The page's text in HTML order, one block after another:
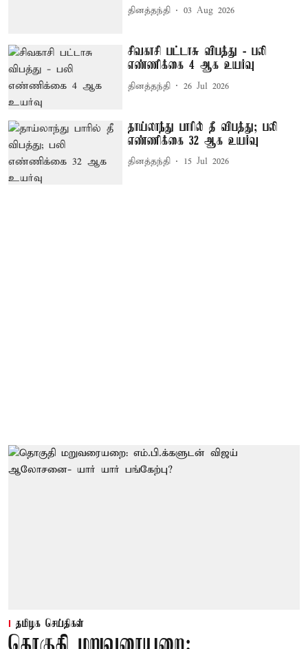
தினத்தந்தி 03 Aug 2026
சிவகாசி பட்டாசு விபத்து - பலி
எண்ணிக்கை 4 ஆக உயர்வு
தினத்தந்தி 26 Jul 2026
தாய்லாந்து பாரில் தீ விபத்து; பலி
எண்ணிக்கை 32 ஆக உயர்வு
தினத்தந்தி 15 Jul 2026
தமிழக செய்திகள்